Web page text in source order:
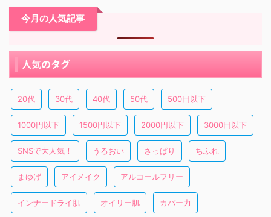
今月の人気記事
人気のタグ
20代 30代 40代 50代 500円以下
1000円以下 1500円以下 2000円以下 3000円以下
SNSで大人気！ うるおい さっぱり ちふれ
まゆげ アイメイク アルコールフリー
インナードライ肌 オイリー肌 カバー力